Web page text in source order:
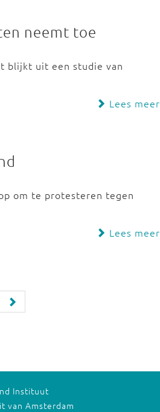
neemt toe
blijkt uit een studie van
Lees meer
om te protesteren tegen
Lees meer
Instituut
van Amsterdam